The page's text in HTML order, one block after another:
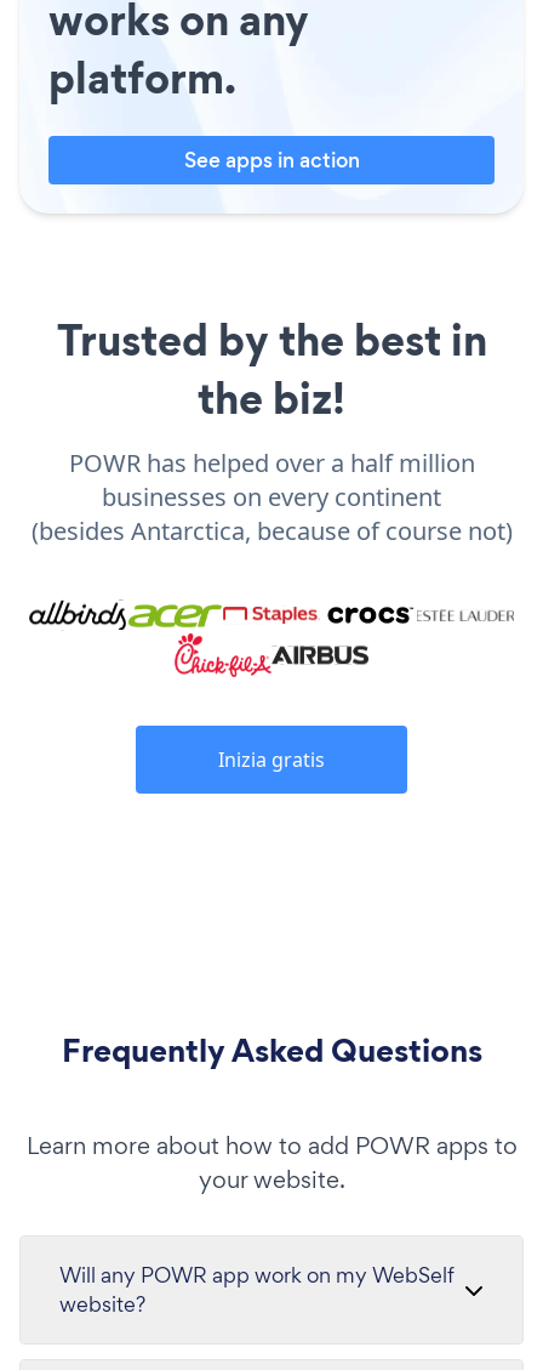
works on any
platform.
See apps in action
Trusted by the best in
the biz!
POWR has helped over a half million
businesses on every continent
(besides Antarctica, because of course not)
Inizia gratis
Frequently Asked Questions
Learn more about how to add POWR apps to
your website.
Will any POWR app work on my WebSelf
website?